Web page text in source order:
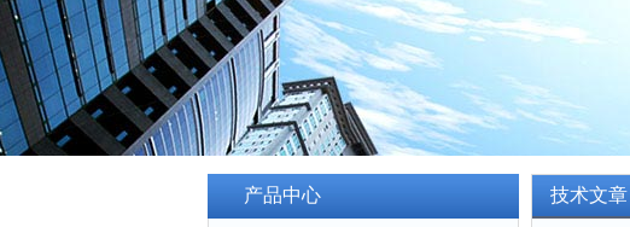
产品中心 技术文章